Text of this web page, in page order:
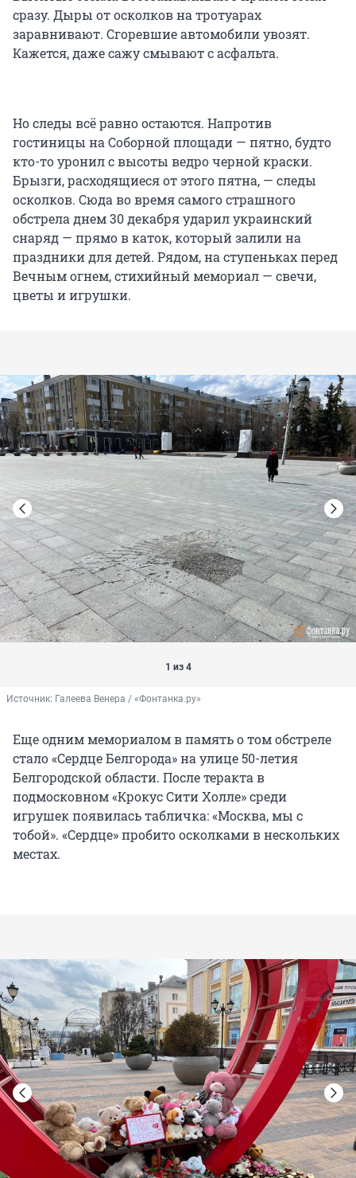
сразу. Дыры от осколков на тротуарах
заравнивают. Сгоревшие автомобили увозят.
Кажется, даже сажу смывают с асфальта.
Но следы всё равно остаются. Напротив
гостиницы на Соборной площади — пятно, будто
кто-то уронил с высоты ведро черной краски.
Брызги, расходящиеся от этого пятна, — следы
осколков. Сюда во время самого страшного
обстрела днем 30 декабря ударил украинский
снаряд — прямо в каток, который залили на
праздники для детей. Рядом, на ступеньках перед
Вечным огнем, стихийный мемориал — свечи,
цветы и игрушки.
1 из 4
Источник: Галеева Венера / «Фонтанка.ру»
Еще одним мемориалом в память о том обстреле
стало «Сердце Белгорода» на улице 50-летия
Белгородской области. После теракта в
подмосковном «Крокус Сити Холле» среди
игрушек появилась табличка: «Москва, мы с
тобой». «Сердце» пробито осколками в нескольких
местах.